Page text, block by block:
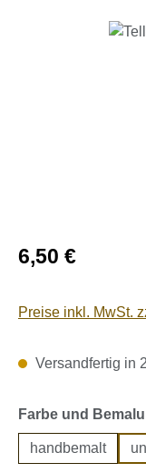
Bildergalerie
Regulärer Preis:
6,50 €
Preise inkl. MwSt.
Versandfertig in
Farbe und
handbemalt